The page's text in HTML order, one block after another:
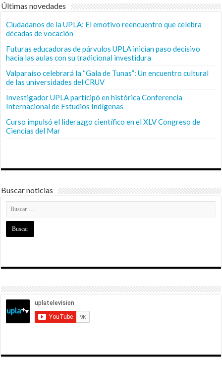
Últimas novedades
Ciudadanos de la UPLA: El emotivo reencuentro que celebra
décadas de vocación
Futuras educadoras de párvulos UPLA inician paso decisivo
hacia las aulas con su tradicional investidura
Valparaíso celebrará la “Gala de Tunas”: Un encuentro cultural
de las universidades del CRUV
Investigador UPLA participó en histórica Conferencia
Internacional de Estudios Indígenas
Curso impulsó el liderazgo científico en el XLV Congreso de
Ciencias del Mar
Buscar noticias